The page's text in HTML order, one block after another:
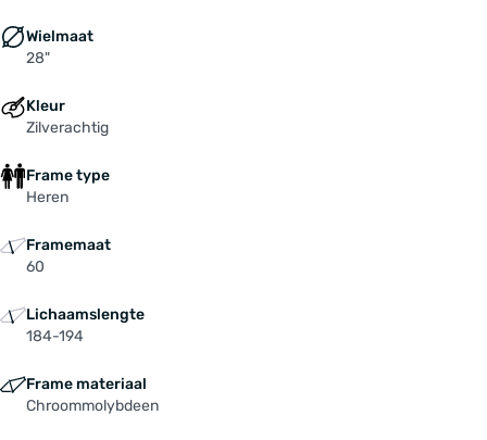
Wielmaat
28"
Kleur
Zilverachtig
Frame type
Heren
Framemaat
60
Lichaamslengte
184-194
Frame materiaal
Chroommolybdeen